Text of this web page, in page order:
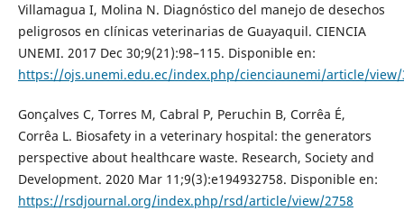
Villamagua I, Molina N. Diagnóstico del manejo de desechos
peligrosos en clínicas veterinarias de Guayaquil. CIENCIA
UNEMI. 2017 Dec 30;9(21):98–115. Disponible en:
https://ojs.unemi.edu.ec/index.php/cienciaunemi/article/view/
Gonçalves C, Torres M, Cabral P, Peruchin B, Corrêa É,
Corrêa L. Biosafety in a veterinary hospital: the generators
perspective about healthcare waste. Research, Society and
Development. 2020 Mar 11;9(3):e194932758. Disponible en:
https://rsdjournal.org/index.php/rsd/article/view/2758